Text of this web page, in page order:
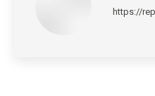
https://